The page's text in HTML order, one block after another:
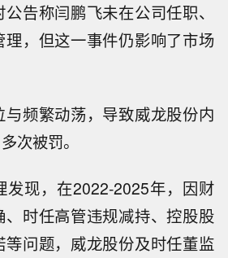
告称闫鹏飞未在公司任职、
，但这一事件仍影响了市场
频繁动荡，导致威龙股份内
次被罚。
发现，在2022-2025年，因财
时任高管违规减持、控股股
问题，威龙股份及时任董监